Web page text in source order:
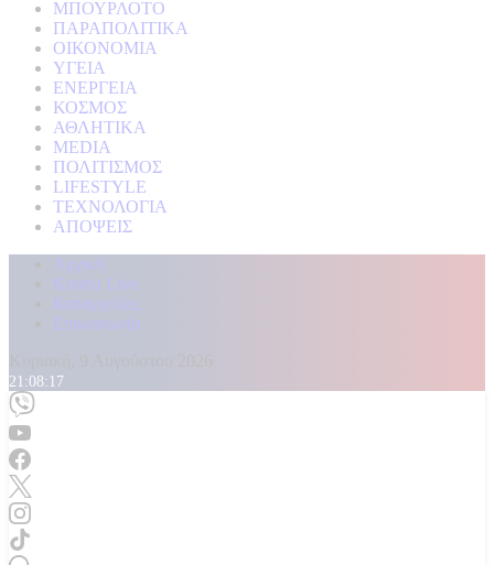
ΜΠΟΥΡΛΟΤΟ
ΠΑΡΑΠΟΛΙΤΙΚΑ
ΟΙΚΟΝΟΜΙΑ
ΥΓΕΙΑ
ΕΝΕΡΓΕΙΑ
ΚΟΣΜΟΣ
ΑΘΛΗΤΙΚΑ
MEDIA
ΠΟΛΙΤΙΣΜΟΣ
LIFESTYLE
ΤΕΧΝΟΛΟΓΙΑ
ΑΠΟΨΕΙΣ
Αρχική
Kontra Live
Καταγγελίες
Επικοινωνία
21:08:18